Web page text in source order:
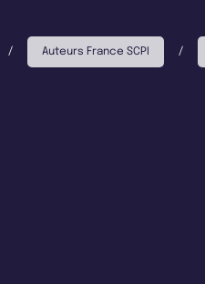
/ Auteurs France SCPI /